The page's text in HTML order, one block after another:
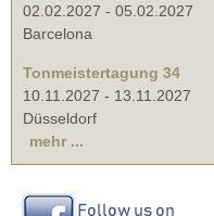
02.02.2027 - 05.02.2027
Barcelona
Tonmeistertagung 34
10.11.2027 - 13.11.2027
Düsseldorf
mehr ...